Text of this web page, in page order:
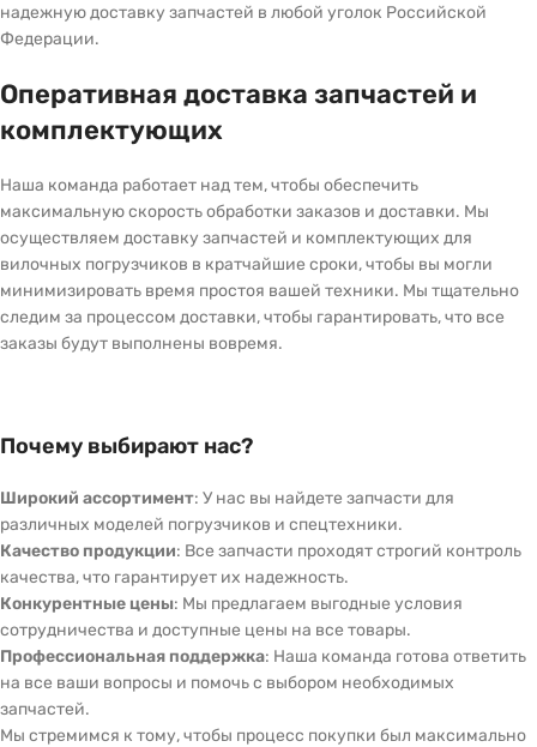
надежную доставку запчастей в любой уголок Российской
Федерации.
Оперативная доставка запчастей и
комплектующих
Наша команда работает над тем, чтобы обеспечить
максимальную скорость обработки заказов и доставки. Мы
осуществляем доставку запчастей и комплектующих для
вилочных погрузчиков в кратчайшие сроки, чтобы вы могли
минимизировать время простоя вашей техники. Мы тщательно
следим за процессом доставки, чтобы гарантировать, что все
заказы будут выполнены вовремя.
Почему выбирают нас?
Широкий ассортимент: У нас вы найдете запчасти для
различных моделей погрузчиков и спецтехники.
Качество продукции: Все запчасти проходят строгий контроль
качества, что гарантирует их надежность.
Конкурентные цены: Мы предлагаем выгодные условия
сотрудничества и доступные цены на все товары.
Профессиональная поддержка: Наша команда готова ответить
на все ваши вопросы и помочь с выбором необходимых
запчастей.
Мы стремимся к тому, чтобы процесс покупки был максимально